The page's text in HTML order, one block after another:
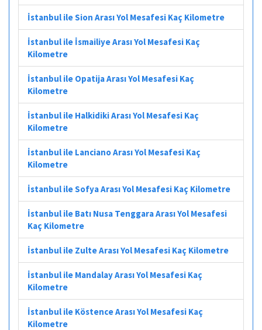
İstanbul ile Sion Arası Yol Mesafesi Kaç Kilometre
İstanbul ile İsmailiye Arası Yol Mesafesi Kaç
Kilometre
İstanbul ile Opatija Arası Yol Mesafesi Kaç
Kilometre
İstanbul ile Halkidiki Arası Yol Mesafesi Kaç
Kilometre
İstanbul ile Lanciano Arası Yol Mesafesi Kaç
Kilometre
İstanbul ile Sofya Arası Yol Mesafesi Kaç Kilometre
İstanbul ile Batı Nusa Tenggara Arası Yol Mesafesi
Kaç Kilometre
İstanbul ile Zulte Arası Yol Mesafesi Kaç Kilometre
İstanbul ile Mandalay Arası Yol Mesafesi Kaç
Kilometre
İstanbul ile Köstence Arası Yol Mesafesi Kaç
Kilometre